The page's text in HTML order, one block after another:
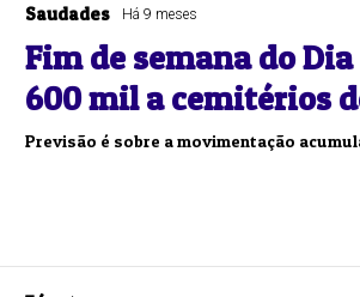
Saudades Há 9 meses
Fim de semana do
600 mil a cemitérios
Previsão é sobre a movimentação